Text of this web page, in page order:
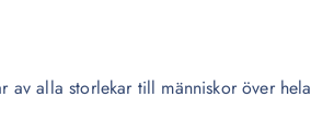
av alla storlekar till människor över hela